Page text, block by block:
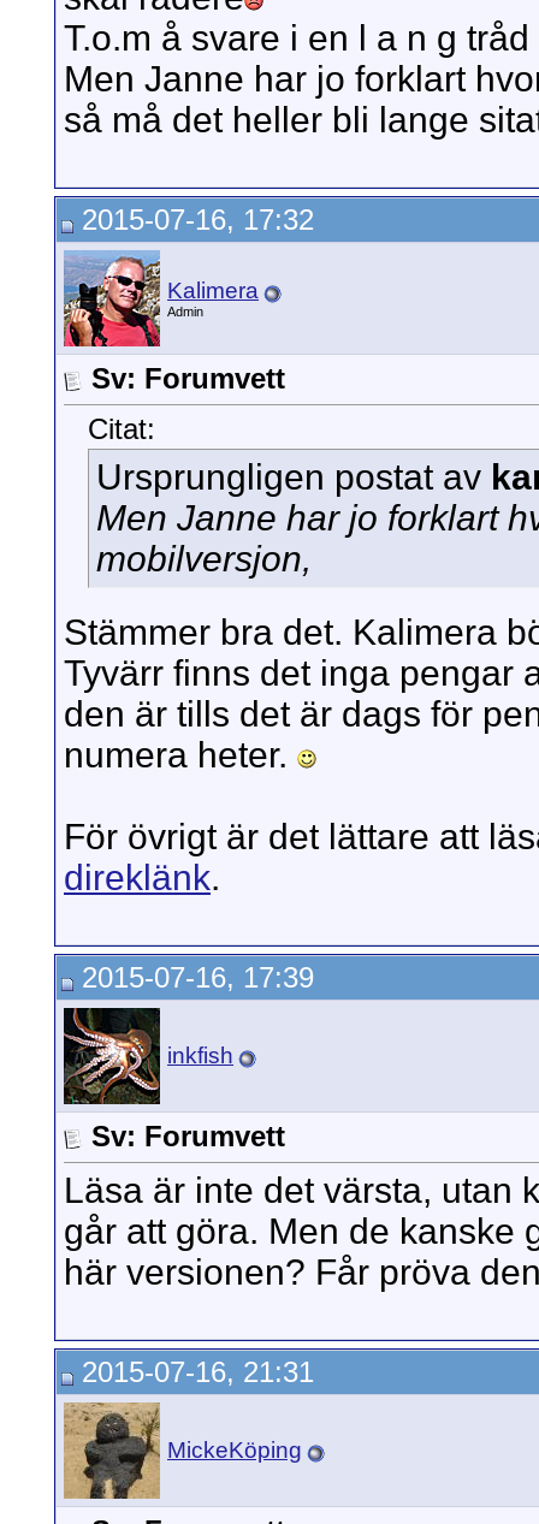
T.o.m å svare i en l a n g
Men Janne har jo forklart
så må det heller bli lange
2015-07-16, 17:32
Kalimera
Admin
Sv: Forumvett
Citat:
Ursprungligen postat av
Men Janne har jo forklart
mobilversjon,
Stämmer bra det. Kalimera
Tyvärr finns det inga pengar
den är tills det är dags för
numera heter.
För övrigt är det lättare att
direklänk.
2015-07-16, 17:39
inkfish
Sv: Forumvett
Läsa är inte det värsta, utan
går att göra. Men de kanske
här versionen? Får pröva
2015-07-16, 21:31
MickeKöping